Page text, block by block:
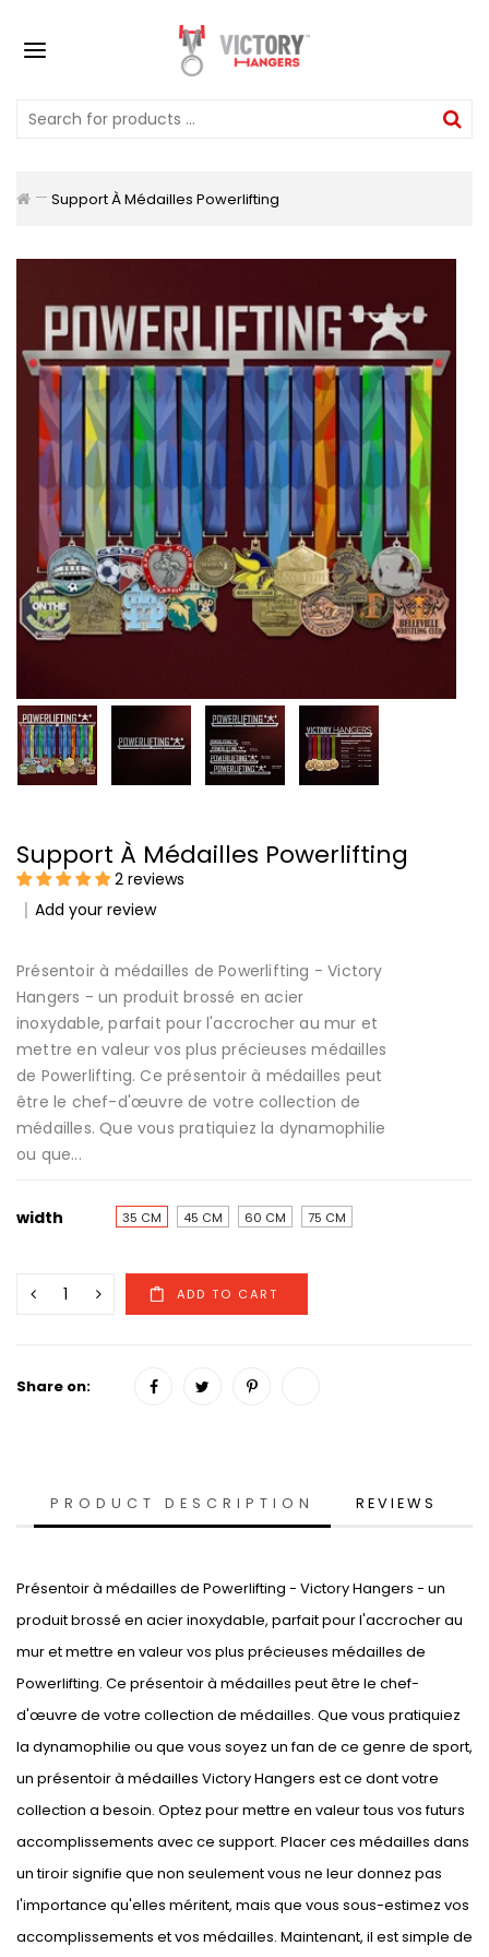
Support À Médailles Powerlifting
Support À Médailles Powerlifting
2 reviews
Add your review
Présentoir à médailles de Powerlifting - Victory
Hangers - un produit brossé en acier
inoxydable, parfait pour l'accrocher au mur et
mettre en valeur vos plus précieuses médailles
de Powerlifting. Ce présentoir à médailles peut
être le chef-d'œuvre de votre collection de
médailles. Que vous pratiquiez la dynamophilie
ou que...
width 35 CM 45 CM 60 CM 75 CM
Share on:
PRODUCT DESCRIPTION REVIEWS
Présentoir à médailles de Powerlifting - Victory Hangers - un
produit brossé en acier inoxydable, parfait pour l'accrocher au
mur et mettre en valeur vos plus précieuses médailles de
Powerlifting. Ce présentoir à médailles peut être le chef-
d'œuvre de votre collection de médailles. Que vous pratiquiez
la dynamophilie ou que vous soyez un fan de ce genre de sport,
un présentoir à médailles Victory Hangers est ce dont votre
collection a besoin. Optez pour mettre en valeur tous vos futurs
accomplissements avec ce support. Placer ces médailles dans
un tiroir signifie que non seulement vous ne leur donnez pas
l'importance qu'elles méritent, mais que vous sous-estimez vos
accomplissements et vos médailles. Maintenant, il est simple de